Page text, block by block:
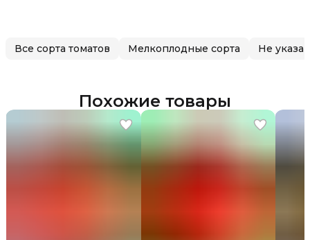
Все сорта томатов Мелкоплодные сорта Не
Похожие товары